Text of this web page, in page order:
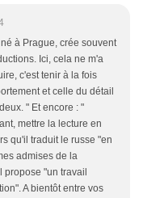
à Prague, crée souvent
Ici, cela ne m'a
c'est tenir à la fois
et celle du détail
" Et encore : "
mettre la lecture en
qu'il traduit le russe "en
admises de la
propose "un travail
A bientôt entre vos